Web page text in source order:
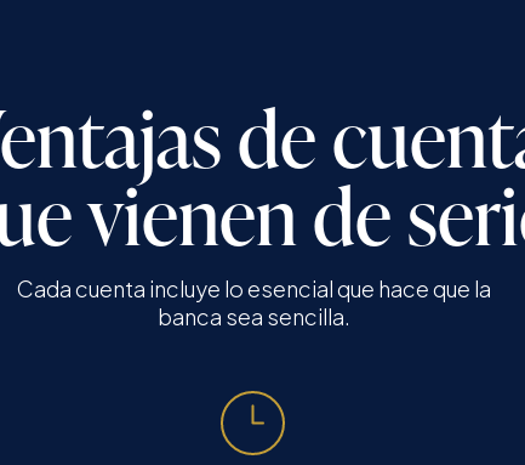
de
vienen de
Cada cuenta incluye lo esencial que hace que la
banca sea sencilla.